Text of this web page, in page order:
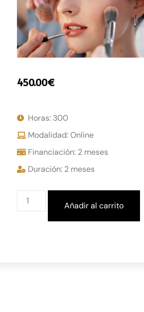
450.00€
Horas: 300
Modalidad: Online
Financiación: 2 meses
Duración: 2 meses
Añadir al carrito